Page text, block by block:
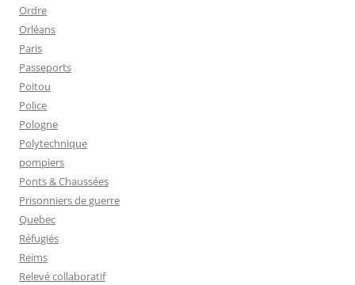
Ordre
Orléans
Paris
Passeports
Poitou
Police
Pologne
Polytechnique
pompiers
Ponts & Chaussées
Prisonniers de guerre
Quebec
Réfugiés
Reims
Relevé collaboratif